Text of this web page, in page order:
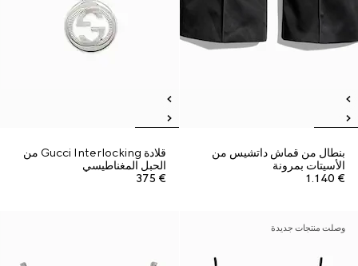
بنطال من قماش داتشيس من
الأسيتات بمرونة
€ 1.140
قلادة Gucci Interlocking من
الحبل المغناطيسي
€ 375
وصلت منتجات جديدة